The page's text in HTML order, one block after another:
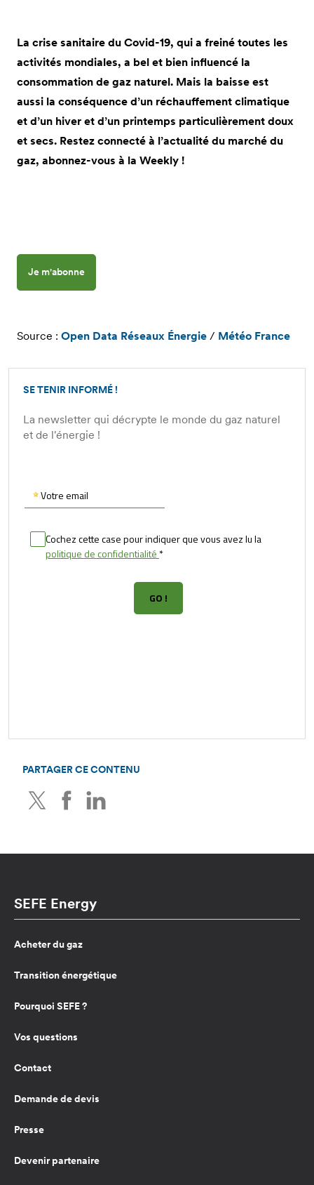
La crise sanitaire du Covid-19, qui a freiné toutes les
activités mondiales, a bel et bien influencé la
consommation de gaz naturel. Mais la baisse est
aussi la conséquence d’un réchauffement climatique
et d’un hiver et d’un printemps particulièrement doux
et secs. Restez connecté à l’actualité du marché du
gaz, abonnez-vous à la Weekly !
Je m'abonne
Source : Open Data Réseaux Énergie / Météo France
SE TENIR INFORMÉ !
La newsletter qui décrypte le monde du gaz naturel
et de l'énergie !
PARTAGER CE CONTENU
TwitterFacebook
SEFE Energy
Acheter du gaz
Transition énergétique
Pourquoi SEFE ?
Vos questions
Contact
Demande de devis
Presse
Devenir partenaire